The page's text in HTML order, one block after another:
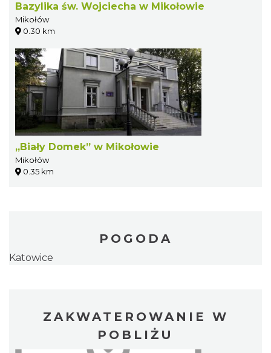
Bazylika św. Wojciecha w Mikołowie
Mikołów
0.30 km
„Biały Domek” w Mikołowie
Mikołów
0.35 km
POGODA
Katowice
ZAKWATEROWANIE W
POBLIŻU